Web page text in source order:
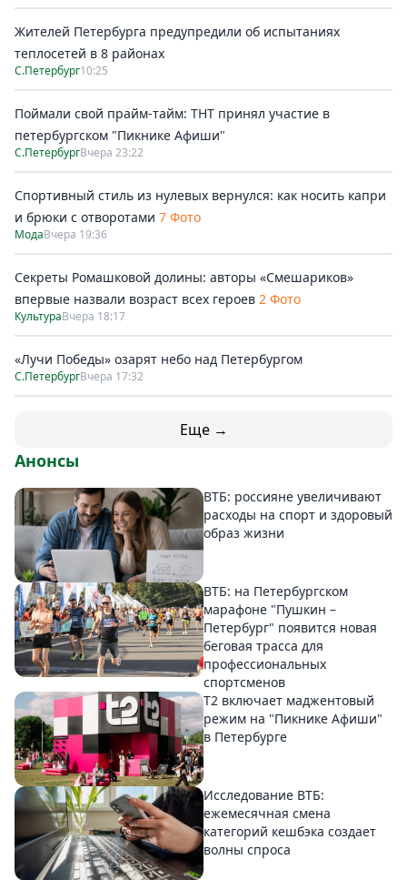
Жителей Петербурга предупредили об испытаниях
теплосетей в 8 районах
С.Петербург10:25
Поймали свой прайм-тайм: ТНТ принял участие в
петербургском "Пикнике Афиши"
С.ПетербургВчера 23:22
Спортивный стиль из нулевых вернулся: как носить капри
и брюки с отворотами 7 Фото
МодаВчера 19:36
Секреты Ромашковой долины: авторы «Смешариков»
впервые назвали возраст всех героев 2 Фото
КультураВчера 18:17
«Лучи Победы» озарят небо над Петербургом
С.ПетербургВчера 17:32
Еще →
Анонсы
ВТБ: россияне увеличивают
расходы на спорт и здоровый
образ жизни
ВТБ: на Петербургском
марафоне "Пушкин –
Петербург" появится новая
беговая трасса для
профессиональных
спортсменов
Т2 включает маджентовый
режим на "Пикнике Афиши"
в Петербурге
Исследование ВТБ:
ежемесячная смена
категорий кешбэка создает
волны спроса